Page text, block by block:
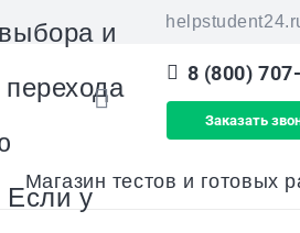
и
Если у
8 (800)
Заказать
Магазин тестов и готовых